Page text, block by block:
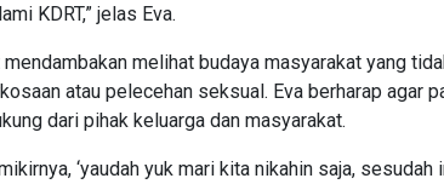
KDRT,” jelas Eva.
melihat budaya masyarakat yang
atau pelecehan seksual. Eva berharap agar
dari pihak keluarga dan masyarakat.
‘yaudah yuk mari kita nikahin saja,